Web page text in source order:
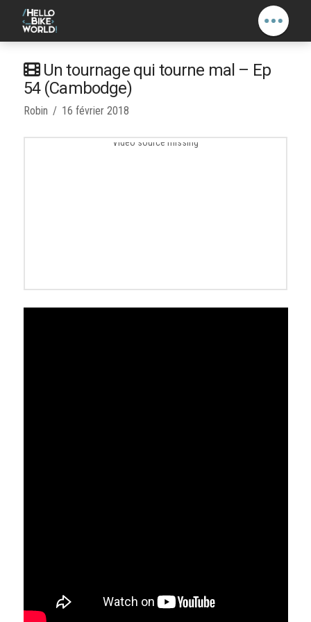
Un tournage qui tourne mal – Ep
54 (Cambodge)
Robin 16 février 2018
Video source missing